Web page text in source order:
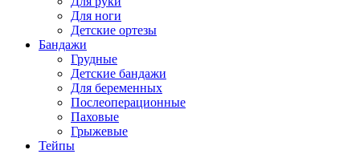
Для ноги
Детские ортезы
Бандажи
Грудные
Детские бандажи
Для беременных
Послеоперационные
Паховые
Грыжевые
Тейпы